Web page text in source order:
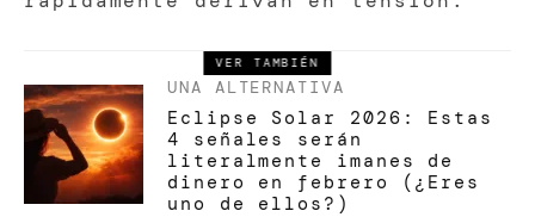
VER TAMBIÉN
UNA ALTERNATIVA
Eclipse Solar 2026: Estas
4 señales serán
literalmente imanes de
dinero en febrero (¿Eres
uno de ellos?)